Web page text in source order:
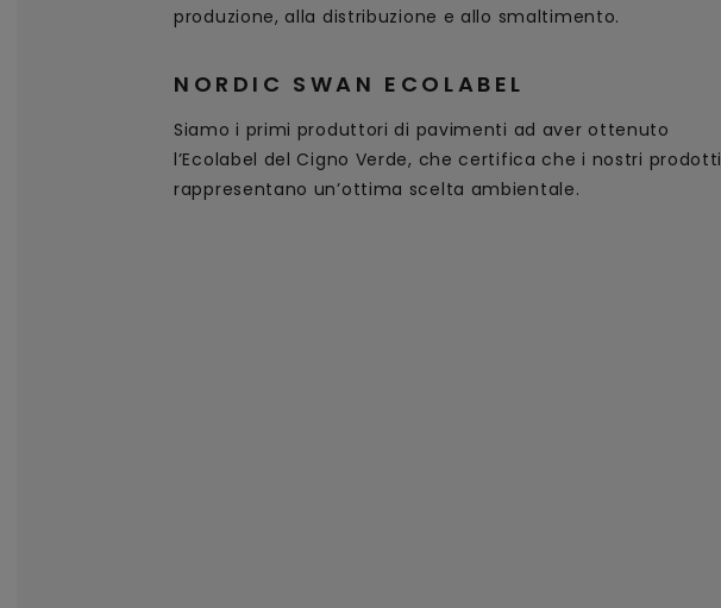
produzione, alla distribuzione e allo smaltimento.
NORDIC SWAN ECOLABEL
Siamo i primi produttori di pavimenti ad aver ottenuto
l’Ecolabel del Cigno Verde, che certifica che i nostri prodotti
rappresentano un’ottima scelta ambientale.